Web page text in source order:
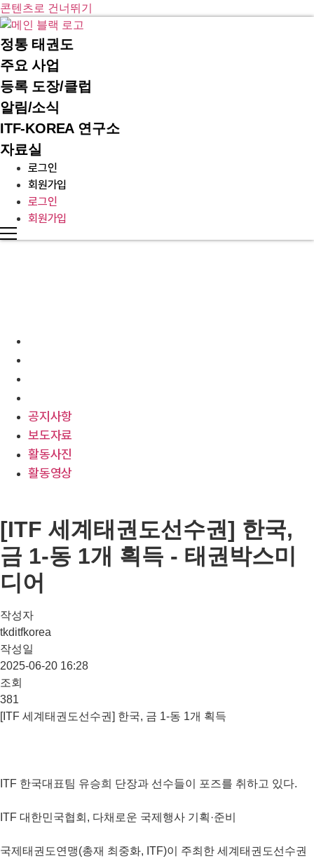
콘텐츠로 건너뛰기
정통 태권도
주요 사업
등록 도장/클럽
알림/소식
ITF-KOREA 연구소
자료실
로그인
회원가입
로그인
회원가입
공지사항
보도자료
활동사진
활동영상
[ITF 세계태권도선수권] 한국,
금 1-동 1개 획득 - 태권박스미
디어
작성자
tkditfkorea
작성일
2025-06-20 16:28
조회
381
[ITF 세계태권도선수권] 한국, 금 1-동 1개 획득
ITF 한국대표팀 유승희 단장과 선수들이 포즈를 취하고 있다.
ITF 대한민국협회, 다채로운 국제행사 기획·준비
국제태권도연맹(총재 최중화, ITF)이 주최한 세계태권도선수권